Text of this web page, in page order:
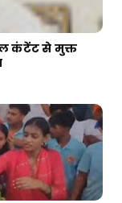
कंटेंट से मुक्त